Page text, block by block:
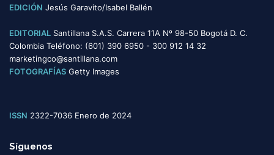
EDICIÓN Jesús Garavito/Isabel Ballén
EDITORIAL Santillana S.A.S. Carrera 11A Nº 98-50 Bogotá D. C.
Colombia Teléfono: (601) 390 6950 - 300 912 14 32
marketingco@santillana.com
FOTOGRAFÍAS Getty Images
ISSN 2322-7036 Enero de 2024
Síguenos